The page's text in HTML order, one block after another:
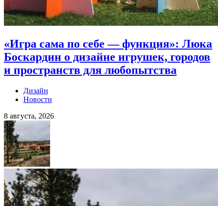
«Игра сама по себе — функция»: Люка
Боскардин о дизайне игрушек, городов
и пространств для любопытства
Дизайн
Новости
8 августа, 2026